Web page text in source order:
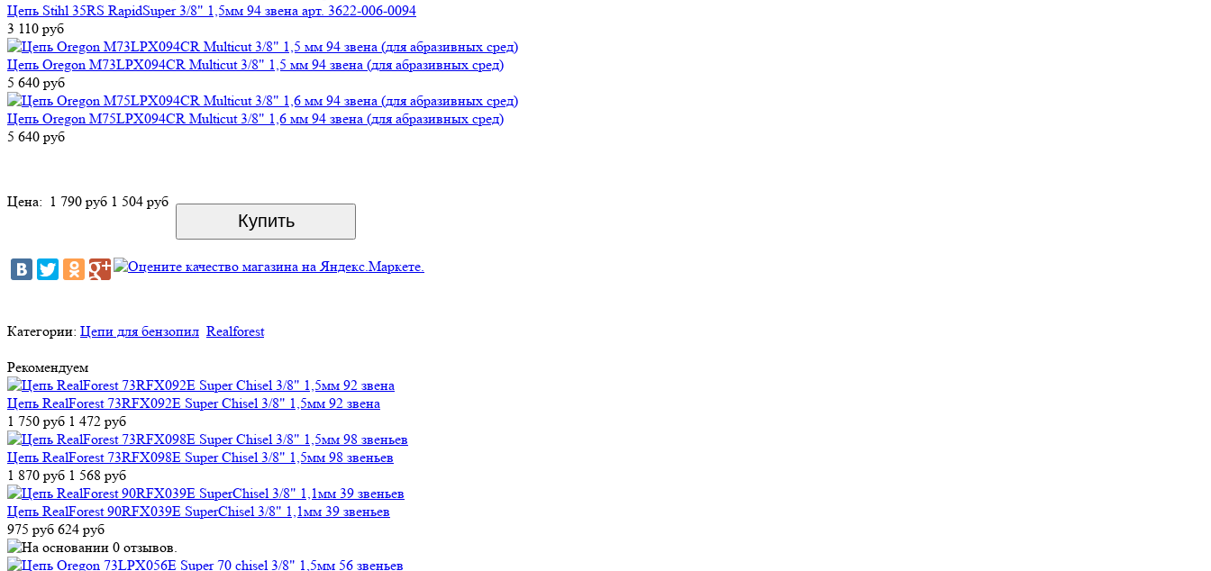
Цепь Stihl 35RS RapidSuper 3/8" 1,5мм 94 звена арт. 3622-006-0094
3 110 руб
Цепь Oregon M73LPX094CR Multicut 3/8" 1,5 мм 94 звена (для абразивных сред)
5 640 руб
Цепь Oregon M75LPX094CR Multicut 3/8" 1,6 мм 94 звена (для абразивных сред)
5 640 руб
Цена: 1 790 руб 1 504 руб
Категории: Цепи для бензопил Realforest
Рекомендуем
Цепь RealForest 73RFX092E Super Chisel 3/8" 1,5мм 92 звена
1 750 руб 1 472 руб
Цепь RealForest 73RFX098E Super Chisel 3/8" 1,5мм 98 звеньев
1 870 руб 1 568 руб
Цепь RealForest 90RFX039E SuperChisel 3/8" 1,1мм 39 звеньев
975 руб 624 руб